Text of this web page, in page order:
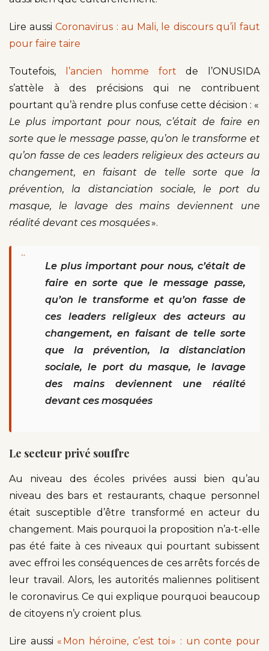
Lire aussiCoronavirus : au Mali, le discours qu’il faut
pour faire taire
Toutefois, l’ancien homme fort de l’ONUSIDA
s’attèle à des précisions qui ne contribuent
pourtant qu’à rendre plus confuse cette décision : «
Le plus important pour nous, c’était de faire en
sorte que le message passe, qu’on le transforme et
qu’on fasse de ces leaders religieux des acteurs au
changement, en faisant de telle sorte que la
prévention, la distanciation sociale, le port du
masque, le lavage des mains deviennent une
réalité devant ces mosquées».
“
Le plus important pour nous, c’était de
faire en sorte que le message passe,
qu’on le transforme et qu’on fasse de
ces leaders religieux des acteurs au
changement, en faisant de telle sorte
que la prévention, la distanciation
sociale, le port du masque, le lavage
des mains deviennent une réalité
devant ces mosquées
Le secteur privé souffre
Au niveau des écoles privées aussi bien qu’au
niveau des bars et restaurants, chaque personnel
était susceptible d’être transformé en acteur du
changement. Mais pourquoi la proposition n’a-t-elle
pas été faite à ces niveaux qui pourtant subissent
avec effroi les conséquences de ces arrêts forcés de
leur travail. Alors, les autorités maliennes politisent
le coronavirus. Ce qui explique pourquoi beaucoup
de citoyens n’y croient plus.
Lire aussi « Mon héroïne, c’est toi » : un conte pour